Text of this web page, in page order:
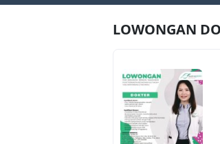
LOWONGAN